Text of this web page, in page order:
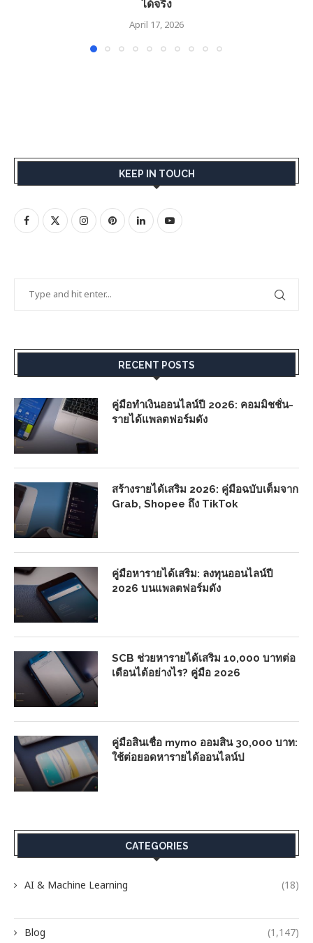
ได้จริง
April 17, 2026
KEEP IN TOUCH
RECENT POSTS
คู่มือทำเงินออนไลน์ปี 2026: คอมมิชชั่น-
รายได้แพลตฟอร์มดัง
สร้างรายได้เสริม 2026: คู่มือฉบับเต็มจาก
Grab, Shopee ถึง TikTok
คู่มือหารายได้เสริม: ลงทุนออนไลน์ปี
2026 บนแพลตฟอร์มดัง
SCB ช่วยหารายได้เสริม 10,000 บาทต่อ
เดือนได้อย่างไร? คู่มือ 2026
คู่มือสินเชื่อ mymo ออมสิน 30,000 บาท:
ใช้ต่อยอดหารายได้ออนไลน์ป
CATEGORIES
AI & Machine Learning (18)
Blog (1,147)